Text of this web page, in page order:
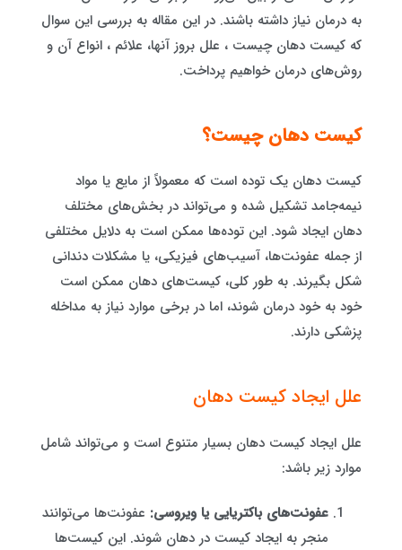
به درمان نیاز داشته باشند. در این مقاله به بررسی این سوال
که کیست دهان چیست ، علل بروز آنها، علائم ، انواع آن و
روش‌های درمان خواهیم پرداخت.
کیست دهان چیست؟
کیست دهان یک توده است که معمولاً از مایع یا مواد
نیمه‌جامد تشکیل شده و می‌تواند در بخش‌های مختلف
دهان ایجاد شود. این توده‌ها ممکن است به دلایل مختلفی
از جمله عفونت‌ها، آسیب‌های فیزیکی، یا مشکلات دندانی
شکل بگیرند. به طور کلی، کیست‌های دهان ممکن است
خود به خود درمان شوند، اما در برخی موارد نیاز به مداخله
پزشکی دارند.
علل ایجاد کیست دهان
علل ایجاد کیست دهان بسیار متنوع است و می‌تواند شامل
موارد زیر باشد:
عفونت‌های باکتریایی یا ویروسی: عفونت‌ها می‌توانند
منجر به ایجاد کیست در دهان شوند. این کیست‌ها